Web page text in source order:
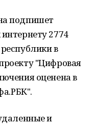
подпишет
2774
в
"Цифровая
оценена в
и